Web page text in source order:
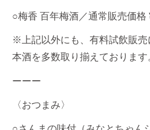
○梅香 百年梅酒／通常販売価格
※上記以外にも、有料試飲販売
本酒を多数取り揃えております
ーーー
〈おつまみ〉